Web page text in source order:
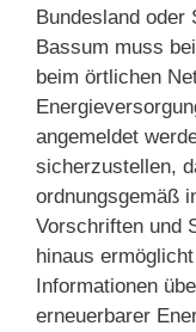
Bundesland oder
Bassum muss
beim örtlichen
angemeldet
sicherzustellen,
ordnungsgemäß
Vorschriften und
hinaus
Informationen
erneuerbarer